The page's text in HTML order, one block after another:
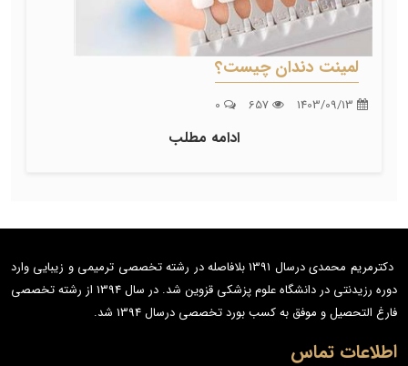
لمینت دندان چیست؟
ادامه مطلب
دکترمریم محمدی درسال 1391 بلافاصله در رشته تخصصی ترمیمی و زیبایی وارد
دوره رزیدنتی در دانشگاه علوم پزشکی قزوین شد. در سال 1394 از رشته تخصصی
فارغ التحصیل و موفق به کسب بورد تخصصی درسال 1394 شد.
اطلاعات تماس